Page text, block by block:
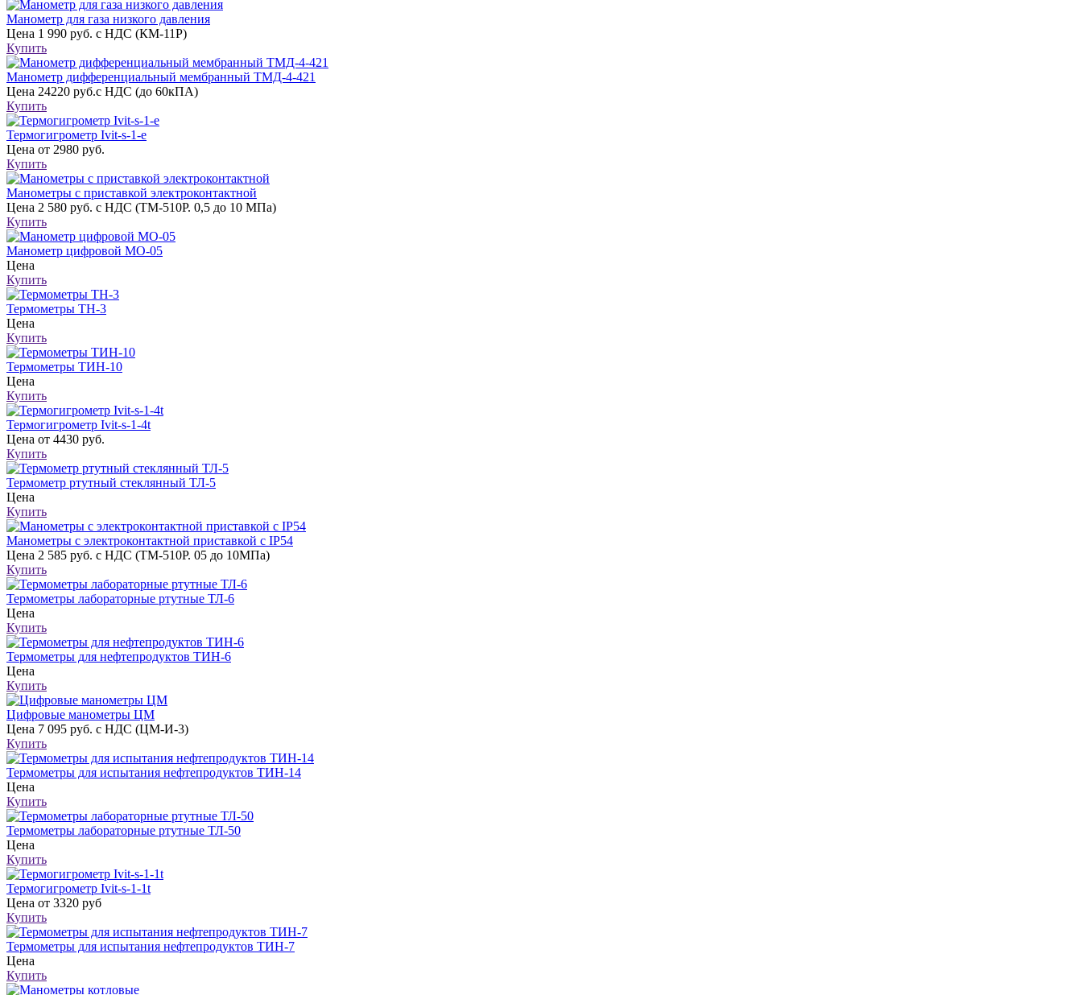
Манометр для газа низкого давления
Цена 1 990 руб. с НДС (КМ-11Р)
Купить
Манометр дифференциальный мембранный ТМД-4-421
Цена 24220 руб.с НДС (до 60кПА)
Купить
Термогигрометр Ivit-s-1-e
Цена от 2980 руб.
Купить
Манометры с приставкой электроконтактной
Цена 2 580 руб. с НДС (ТМ-510Р. 0,5 до 10 МПа)
Купить
Манометр цифровой МО-05
Цена
Купить
Термометры ТН-3
Цена
Купить
Термометры ТИН-10
Цена
Купить
Термогигрометр Ivit-s-1-4t
Цена от 4430 руб.
Купить
Термометр ртутный стеклянный ТЛ-5
Цена
Купить
Манометры с электроконтактной приставкой с IP54
Цена 2 585 руб. с НДС (ТМ-510Р. 05 до 10МПа)
Купить
Термометры лабораторные ртутные ТЛ-6
Цена
Купить
Термометры для нефтепродуктов ТИН-6
Цена
Купить
Цифровые манометры ЦМ
Цена 7 095 руб. с НДС (ЦМ-И-3)
Купить
Термометры для испытания нефтепродуктов ТИН-14
Цена
Купить
Термометры лабораторные ртутные ТЛ-50
Цена
Купить
Термогигрометр Ivit-s-1-1t
Цена от 3320 руб
Купить
Термометры для испытания нефтепродуктов ТИН-7
Цена
Купить